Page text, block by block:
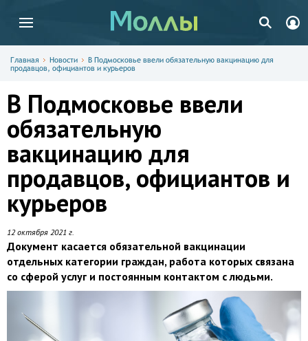
Главная Новости
В Подмосковье ввели обязательную вакцинацию для
продавцов, официантов и курьеров
В Подмосковье ввели
обязательную
вакцинацию для
продавцов, официантов и
курьеров
12 октября 2021 г.
Документ касается обязательной вакцинации
отдельных категории граждан, работа которых связана
со сферой услуг и постоянным контактом с людьми.